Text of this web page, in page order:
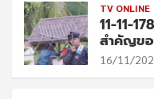
TV ONLINE
11-11-
สำคัญขอ
16/11/